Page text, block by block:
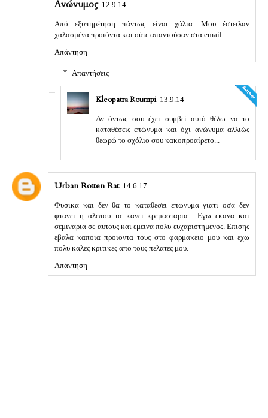
Ανώνυμος 12.9.14
Από εξυπηρέτηση πάντως είναι χάλια. Μου έστειλαν
χαλασμένα προιόντα και ούτε απαντούσαν στα email
Απάντηση
Απαντήσεις
Kleopatra Roumpi 13.9.14
Αν όντως σου έχει συμβεί αυτό θέλω να το
καταθέσεις επώνυμα και όχι ανώνυμα αλλιώς
θεωρώ το σχόλιο σου κακοπροαίρετο...
Urban Rotten Rat 14.6.17
Φυσικα και δεν θα το καταθεσει επωνυμα γιατι οσα δεν
φτανει η αλεπου τα κανει κρεμασταρια... Εγω εκανα και
σεμιναρια σε αυτους και εμεινα πολυ ευχαριστημενος. Επισης
εβαλα καποια προιοντα τους στο φαρμακειο μου και εχω
πολυ καλες κριτικες απο τους πελατες μου.
Απάντηση